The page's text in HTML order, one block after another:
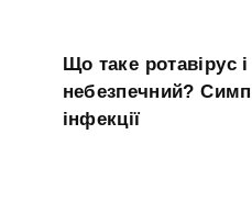
Що таке ротавірус
небезпечний?
інфекції